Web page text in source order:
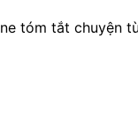
tóm tắt chuyện